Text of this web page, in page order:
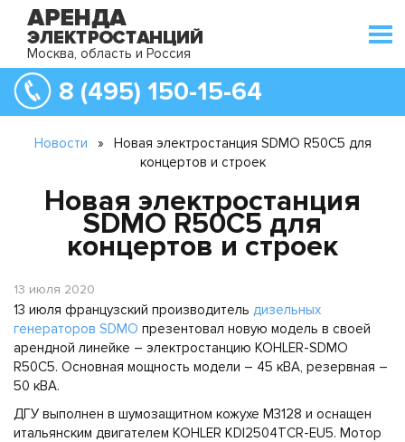
Москва, область и Россия
8 (495) 150-15-64
Новости »
Новая электростанция SDMO R50C5 для
концертов и строек
Новая электростанция
SDMO R50C5 для
концертов и строек
13 июля 2020
13 июля французский производитель дизельных
генераторов SDMO презентовал новую модель в своей
арендной линейке – электростанцию KOHLER-SDMO
R50C5. Основная мощность модели – 45 кВА, резервная –
50 кВА.
ДГУ выполнен в шумозащитном кожухе M3128 и оснащен
итальянским двигателем KOHLER KDI2504TCR-EU5. Мотор